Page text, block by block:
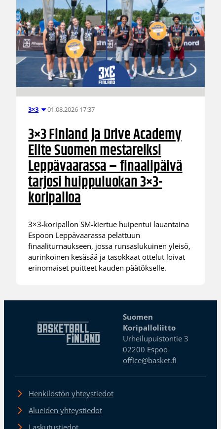
3×3 01.08.2026 17:37
3×3 Finland ja Drive Academy
Elite Suomen mestareiksi
Leppävaarassa – finaalipäivä
tarjosi huippuluokan 3×3-
koripalloa
3×3-koripallon SM-kiertue huipentui lauantaina
Espoon Leppävaarassa pelattuun
finaaliturnaukseen, jossa runsaslukuinen yleisö,
aurinkoinen kesäsää ja tasokkaat ottelut loivat
erinomaiset puitteet kauden päätökselle.
Suomen
Koripalloliitto
Urheilupuistontie 3
02200 Espoo
office@basket.fi
Henkilöstön yhteystiedot
Alueiden yhteystiedot